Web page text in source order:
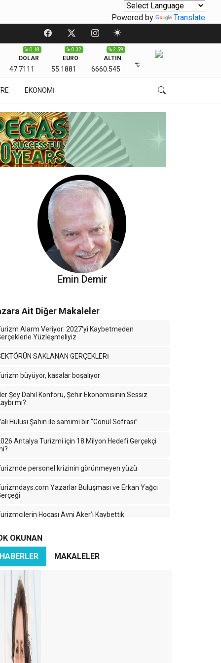
Powered by Translate
DOLAR
47.7111
% 0.18
EURO
55.1881
% 0.32
ALTIN
6660.545
% 2.59
℃
EKONOMİ
Emin Demir
Ait Diğer Makaleler
Alarm Veriyor: 2027'yi Kaybetmeden
Yüzleşmeliyiz
SAKLANAN GERÇEKLERİ
büyüyor, kasalar boşalıyor
Şey Dahil Konforu, Şehir Ekonomisinin Sessiz
mı?
Hulusi Şahin ile samimi bir “Gönül Sofrası”
Antalya Turizmi için 18 Milyon Hedefi Gerçekçi
personel krizinin görünmeyen yüzü
Yazarlar Buluşması ve Erkan Yağcı
Hocası Avni Aker’i Kaybettik
Yanlış Yoldayız: Nicelik Kazanırken Nitelik
Türkiye Turizminde 2025: Ayağımıza Kurşun Sıkıyoruz
Karadeniz’in Sessiz Güzelliği: Turizmin Yükselen Yıldızı
Ama Hangi Bedelle?
İran-İsrail Savaşı Turizmi Vurdu: Türk Turizmi
Tehlikede mi?
Azerbaycan Turizme Göz Kırpıyor
Türkiye’nin En Büyük Rakibi: Yine Türkiye
OKUNAN
HABERLER
MAKALELER